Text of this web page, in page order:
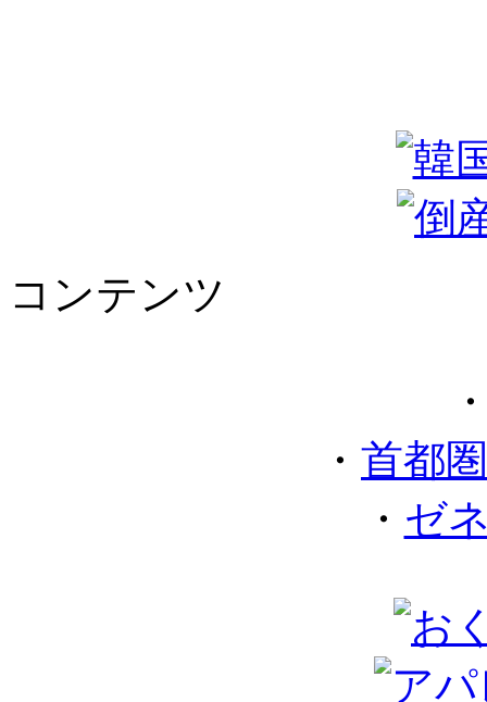
コンテンツ
・ 首都
・ ゼ